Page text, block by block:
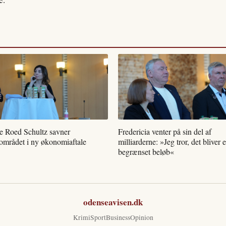
Roed Schultz savner
i ny økonomiaftale
Fredericia venter på sin del af
milliarderne: »Jeg tror, det bliver
begrænset beløb«
odenseavisen.dk
KrimiSportBusinessOpinion